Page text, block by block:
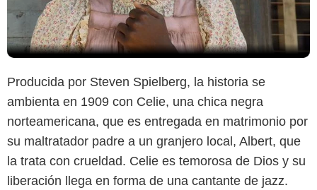
Producida por Steven Spielberg, la historia se
ambienta en 1909 con Celie, una chica negra
norteamericana, que es entregada en matrimonio por
su maltratador padre a un granjero local, Albert, que
la trata con crueldad. Celie es temorosa de Dios y su
liberación llega en forma de una cantante de jazz.